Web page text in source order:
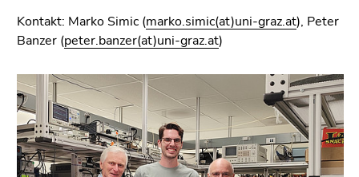
Kontakt: Marko Simic (marko.simic(at)uni-graz.at), Peter
Banzer (peter.banzer(at)uni-graz.at)